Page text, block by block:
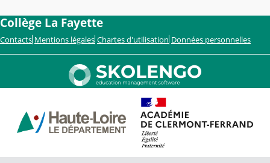
Collège La Fayette
Contacts Mentions légales Chartes d'utilisation Données personnelles